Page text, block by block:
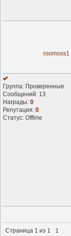
roomoss1
Группа: Проверенные
Сообщений: 13
Награды: 0
Репутация: 0
Статус: Offline
Страница 1 из 1 1